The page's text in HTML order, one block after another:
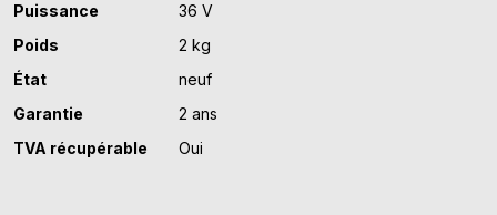
Puissance
36 V
Poids
2 kg
État
neuf
Garantie
2 ans
TVA récupérable
Oui